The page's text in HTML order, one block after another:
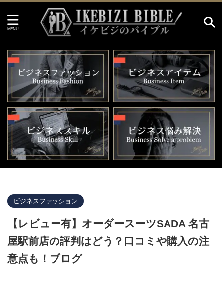
ビジネスファッション
【レビュー有】オーダースーツSADA 名古
屋駅前店の評判はどう？口コミや購入の注
意点も！ブログ